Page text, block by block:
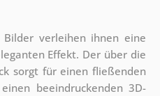
verleihen ihnen eine
Effekt. Der über die
sorgt für einen fließenden
beeindruckenden 3D-